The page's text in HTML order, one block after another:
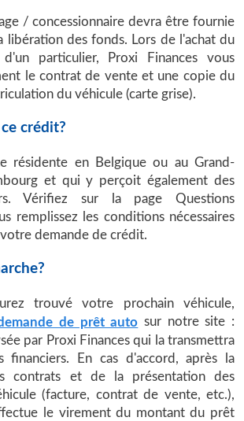
/ concessionnaire devra être fournie
libération des fonds. Lors de l'achat du
particulier, Proxi Finances vous
le contrat de vente et une copie du
du véhicule (carte grise).
crédit?
résidente en Belgique ou au Grand-
et qui y perçoit également des
Vérifiez sur la page Questions
remplissez les conditions nécessaires
demande de crédit.
trouvé votre prochain véhicule,
de prêt auto sur notre site :
par Proxi Finances qui la transmettra
financiers. En cas d'accord, après la
contrats et de la présentation des
(facture, contrat de vente, etc.),
le virement du montant du prêt